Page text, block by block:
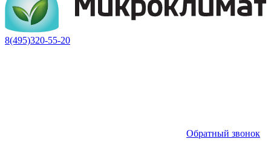
8(495)320-55-20
Обратный звонок